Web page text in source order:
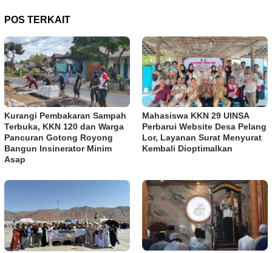
POS TERKAIT
Kurangi Pembakaran Sampah
Terbuka, KKN 120 dan Warga
Pancuran Gotong Royong
Bangun Insinerator Minim
Asap
Mahasiswa KKN 29 UINSA
Perbarui Website Desa Pelang
Lor, Layanan Surat Menyurat
Kembali Dioptimalkan